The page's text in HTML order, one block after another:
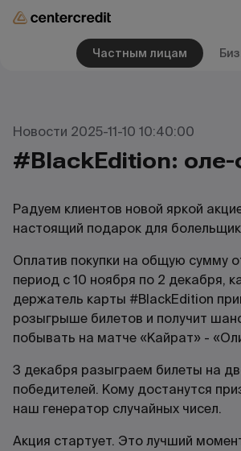
Частным лицам
Новости 2025-11-10 10:40:00
#BlackEdition: оле-
Радуем клиентов новой яркой
настоящий подарок для
Оплатив покупки на общую сумму
период с 10 ноября по 2 декабря,
держатель карты #BlackEdition
розыгрыше билетов и получит
побывать на матче «Кайрат» -
3 декабря разыграем билеты на
победителей. Кому достанутся
наш генератор случайных чисел.
Акция стартует. Это лучший